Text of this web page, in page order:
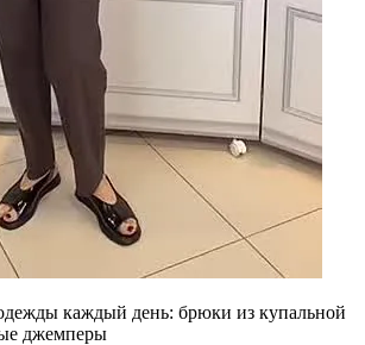
каждый день: брюки из купальной
джемперы